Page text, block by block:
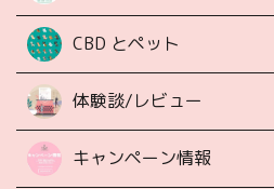
CBD とペット
体験談/レビュー
キャンペーン情報